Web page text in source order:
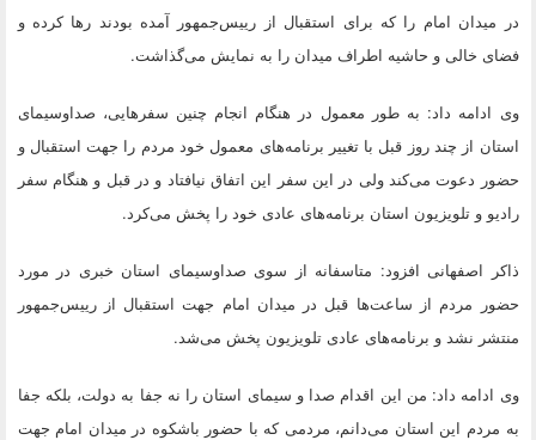
در میدان امام را که برای استقبال از رییس‌جمهور آمده بودند رها کرده و
فضای خالی و حاشیه‌ اطراف میدان را به نمایش می‌گذاشت.
وی ادامه داد: به طور معمول در هنگام انجام چنین سفرهایی، صداوسیمای
استان از چند روز قبل با تغییر برنامه‌های معمول خود مردم را جهت استقبال و
حضور دعوت می‌کند ولی در این سفر این اتفاق نیافتاد و در قبل و هنگام سفر
رادیو و تلویزیون استان برنامه‌های عادی خود را پخش می‌کرد.
ذاکر اصفهانی افزود: متاسفانه از سوی صداوسیمای استان خبری در مورد
حضور مردم از ساعت‌ها قبل در میدان امام جهت استقبال از رییس‌جمهور
منتشر نشد و برنامه‌های عادی تلویزیون پخش می‌شد.
وی ادامه داد: من این اقدام صدا و سیمای استان را نه جفا به دولت، بلکه جفا
به مردم این استان می‌دانم، مردمی که با حضور باشکوه در میدان امام جهت